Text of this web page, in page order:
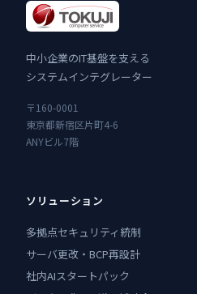
中小企業のIT基盤を支える
システムインテグレーター
〒160-0001
東京都新宿区片町4-6
ANYビル7階
ソリューション
多拠点セキュリティ統制
サーバ更改・BCP再設計
社内AIスタートパック